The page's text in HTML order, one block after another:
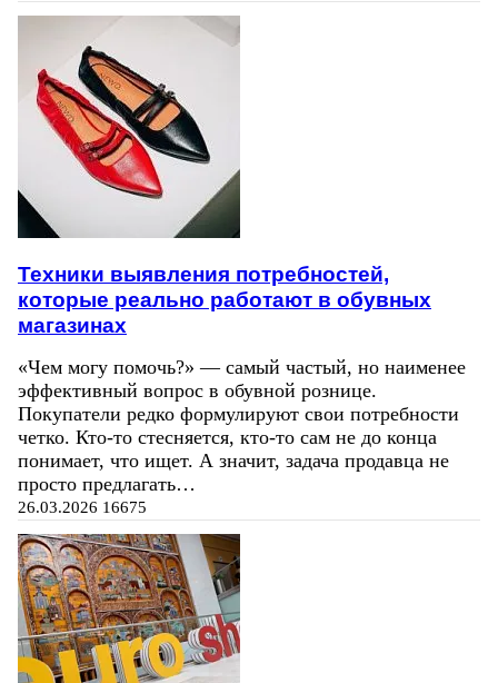
Техники выявления потребностей,
которые реально работают в обувных
магазинах
«Чем могу помочь?» — самый частый, но наименее
эффективный вопрос в обувной рознице.
Покупатели редко формулируют свои потребности
четко. Кто-то стесняется, кто-то сам не до конца
понимает, что ищет. А значит, задача продавца не
просто предлагать…
26.03.2026 16675